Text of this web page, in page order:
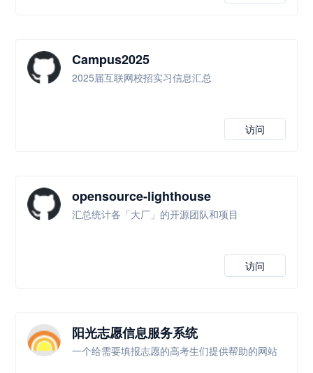
Campus2025
2025届互联网校招实习信息汇总
访问
opensource-lighthouse
汇总统计各「大厂」的开源团队和项目
访问
阳光志愿信息服务系统
一个给需要填报志愿的高考生们提供帮助的网站